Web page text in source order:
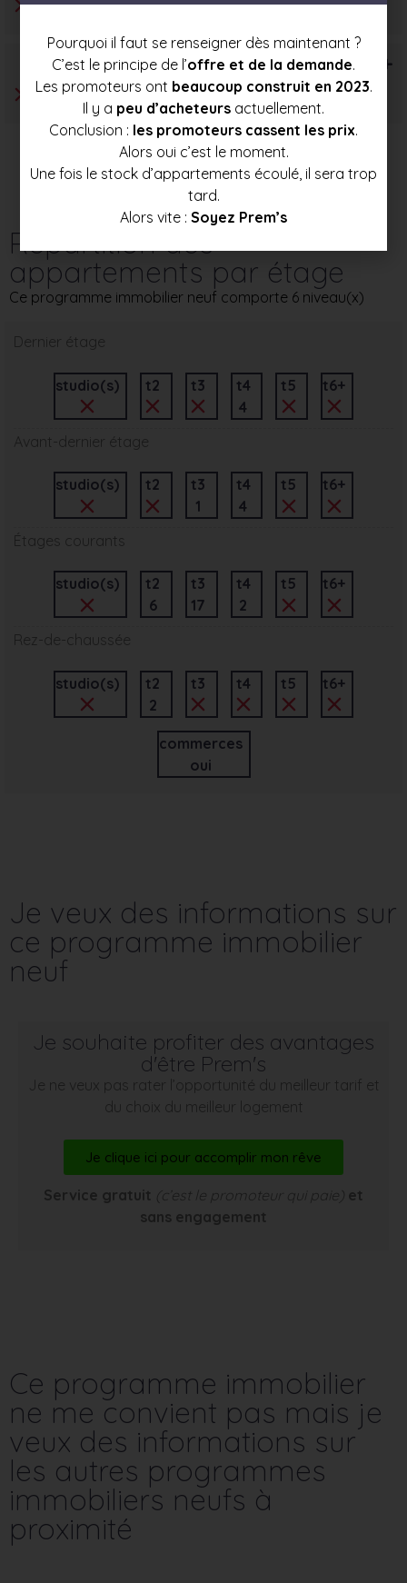
T6+
Répartition des
appartements par étage
Ce programme immobilier neuf comporte 6 niveau(x)
Dernier étage
studio(s) t2 t3
t4
4
t5 t6+
Avant-dernier étage
studio(s) t2
t3
1
t4
4
t5 t6+
Étages courants
studio(s)
t2
6
t3
17
t4
2
t5 t6+
Rez-de-chaussée
studio(s)
t2
2
t3 t4 t5 t6+
commerces
oui
Je veux des informations sur
ce programme immobilier
neuf
Je souhaite profiter des avantages
d'être Prem's
Je ne veux pas rater l’opportunité du meilleur tarif et
du choix du meilleur logement
Je clique ici pour accomplir mon rêve
Service gratuit (c’est le promoteur qui paie) et
sans engagement
Ce programme immobilier
ne me convient pas mais je
veux des informations sur
les autres programmes
immobiliers neufs à
proximité
Pourquoi il faut se renseigner dès maintenant ?
C’est le principe de l’offre et de la demande.
Les promoteurs ont beaucoup construit en 2023.
Il y a peu d’acheteurs actuellement.
Conclusion : les promoteurs cassent les prix.
Alors oui c’est le moment.
Une fois le stock d’appartements écoulé, il sera trop
tard.
Alors vite : Soyez Prem’s